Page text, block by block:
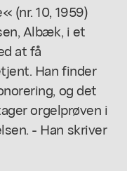
(nr. 10, 1959)
Albæk, i et
at få
Han finder
og det
orgelprøven i
- Han skriver